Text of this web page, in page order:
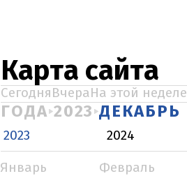
Карта сайта
СегодняВчераНа этой неделе
ГОДА 2023 ДЕКАБРЬ
2023
2024
Январь
Февраль